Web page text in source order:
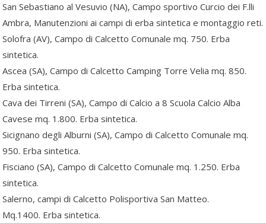
San Sebastiano al Vesuvio (NA), Campo sportivo Curcio dei F.lli
Ambra, Manutenzioni ai campi di erba sintetica e montaggio reti.
Solofra (AV), Campo di Calcetto Comunale mq. 750. Erba
sintetica.
Ascea (SA), Campo di Calcetto Camping Torre Velia mq. 850.
Erba sintetica.
Cava dei Tirreni (SA), Campo di Calcio a 8 Scuola Calcio Alba
Cavese mq. 1.800. Erba sintetica.
Sicignano degli Alburni (SA), Campo di Calcetto Comunale mq.
950. Erba sintetica.
Fisciano (SA), Campo di Calcetto Comunale mq. 1.250. Erba
sintetica.
Salerno, campi di Calcetto Polisportiva San Matteo.
Mq.1400. Erba sintetica.